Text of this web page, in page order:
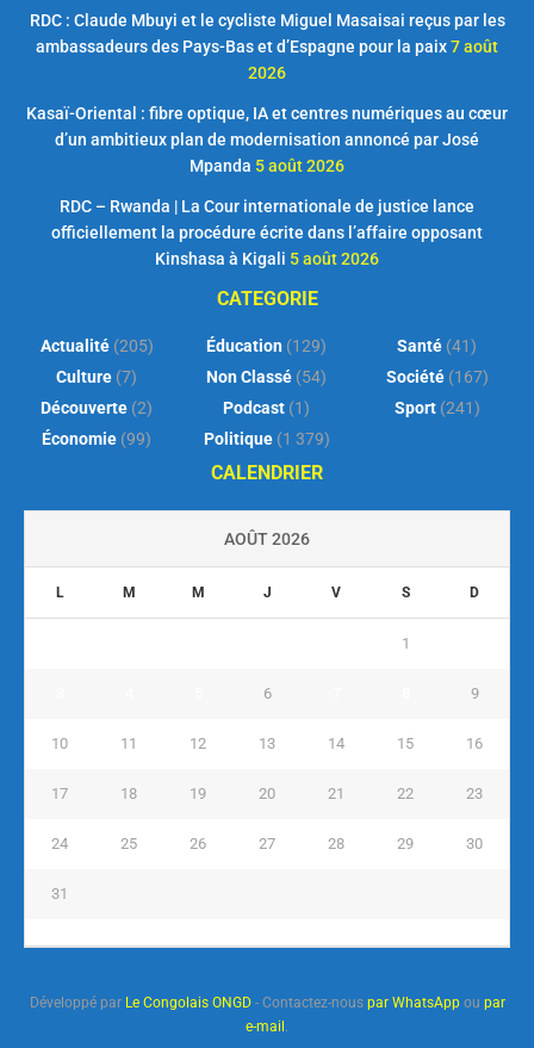
RDC : Claude Mbuyi et le cycliste Miguel Masaisai reçus par les
ambassadeurs des Pays-Bas et d’Espagne pour la paix7 août
2026
Kasaï-Oriental : fibre optique, IA et centres numériques au cœur
d’un ambitieux plan de modernisation annoncé par José
Mpanda 5 août 2026
RDC – Rwanda | La Cour internationale de justice lance
officiellement la procédure écrite dans l’affaire opposant
Kinshasa à Kigali 5 août 2026
CATEGORIE
Actualité(205)
Culture (7)
Découverte (2)
Économie (99)
Éducation (129)
Non Classé (54)
Podcast (1)
Politique(1 379)
Santé (41)
Société(167)
Sport(241)
CALENDRIER
AOÛT 2026
L M M J V S D
1
6 9
10 11 12 13 14 15 16
17 18 19 20 21 22 23
24 25 26 27 28 29 30
31
Développé par Le Congolais ONGD- Contactez-nous par WhatsAppou par
e-mail .